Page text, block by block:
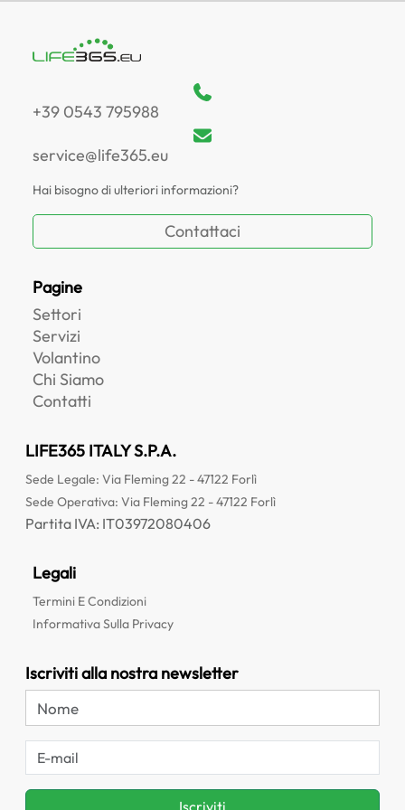
+39 0543 795988
service@life365.eu
Hai bisogno di ulteriori informazioni?
Contattaci
Pagine
Settori
Servizi
Volantino
Chi Siamo
Contatti
LIFE365 ITALY S.P.A.
Sede Legale: Via Fleming 22 - 47122 Forlì
Sede Operativa: Via Fleming 22 - 47122 Forlì
Partita IVA: IT03972080406
Legali
Termini E Condizioni
Informativa Sulla Privacy
Iscriviti alla nostra newsletter